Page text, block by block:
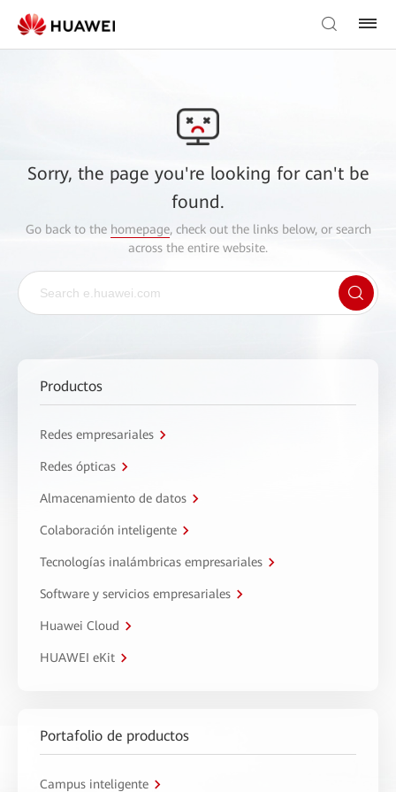
Sorry, the page you're looking for can't be
found.
Go back to the homepage, check out the links below, or search
across the entire website.
Productos
Redes empresariales
Redes ópticas
Almacenamiento de datos
Colaboración inteligente
Tecnologías inalámbricas empresariales
Software y servicios empresariales
Huawei Cloud
HUAWEI eKit
Portafolio de productos
Campus inteligente